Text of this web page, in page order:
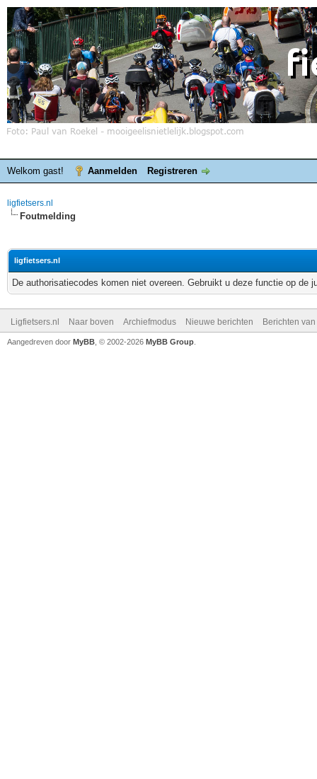
Welkom gast! Aanmelden Registreren
ligfietsers.nl
Foutmelding
ligfietsers.nl
De authorisatiecodes komen niet overeen. Gebruikt u deze functie op de
Ligfietsers.nl Naar boven Archiefmodus Nieuwe berichten Berichten
Aangedreven door MyBB , © 2002-2026 MyBB Group